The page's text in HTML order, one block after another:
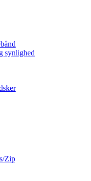
synlighed
Zip